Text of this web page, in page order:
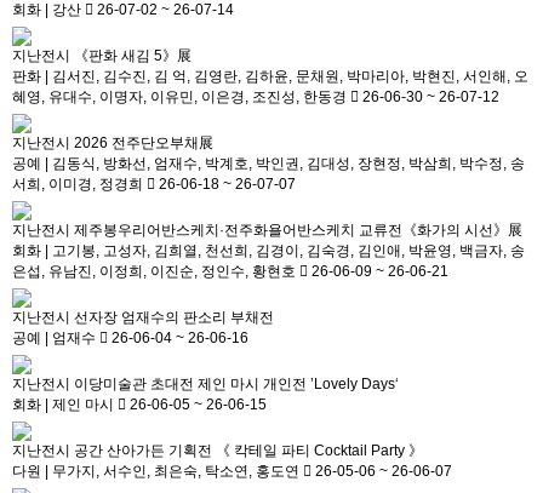
회화
강산 26-07-02 ~ 26-07-14
지난전시
《판화 새김 5》展
판화
김서진, 김수진, 김 억, 김영란, 김하윤, 문채원, 박마리아, 박현진, 서인해, 오
혜영, 유대수, 이명자, 이유민, 이은경, 조진성, 한동경
26-06-30 ~ 26-07-12
지난전시 2026 전주단오부채展
공예
김동식, 방화선, 엄재수, 박계호, 박인권, 김대성, 장현정, 박삼희, 박수정, 송
서희, 이미경, 정경희
26-06-18 ~ 26-07-07
지난전시 제주봉우리어반스케치·전주화욜어반스케치 교류전《화가의 시선》展
회화
고기봉, 고성자, 김희열, 천선희, 김경이, 김숙경, 김인애, 박윤영, 백금자, 송
은섭, 유남진, 이정희, 이진순, 정인수, 황현호
26-06-09 ~ 26-06-21
지난전시 선자장 엄재수의 판소리 부채전
공예
엄재수 26-06-04 ~ 26-06-16
지난전시
이당미술관 초대전 제인 마시 개인전 ’Lovely Days‘
회화
제인 마시 26-06-05 ~ 26-06-15
지난전시
공간 산아가든 기획전 《 칵테일 파티 Cocktail Party 》
다원
무가지, 서수인, 최은숙, 탁소연, 홍도연 26-05-06 ~ 26-06-07